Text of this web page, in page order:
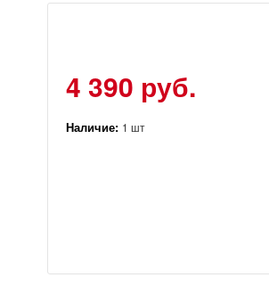
4 390 руб.
Наличие: 1 шт